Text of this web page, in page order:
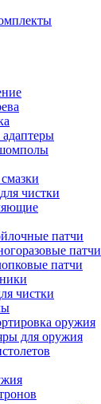
чистки
патчи
патчи
патчи
чистки
оружия
для оружия